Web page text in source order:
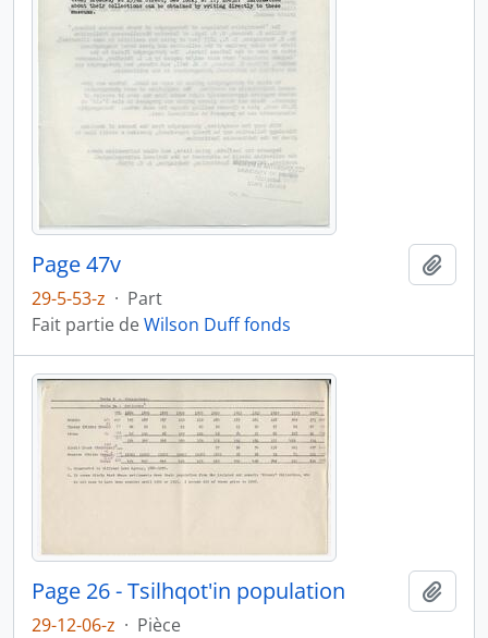
Page 47v
29-5-53-z · Part
Fait partie deWilson Duff fonds
Page 26 - Tsilhqot'in population
29-12-06-z · Pièce